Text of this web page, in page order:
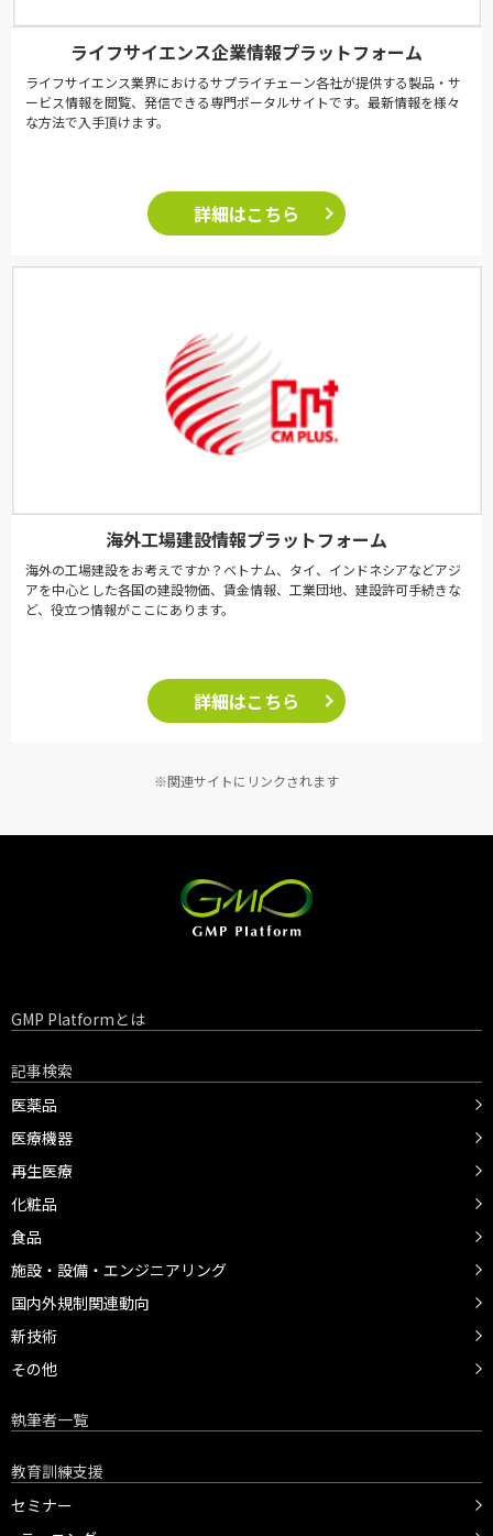
ライフサイエンス企業情報プラットフォーム
ライフサイエンス業界におけるサプライチェーン各社が提供する製品・サ
ービス情報を閲覧、発信できる専門ポータルサイトです。最新情報を様々
な方法で入手頂けます。
詳細はこちら
海外工場建設情報プラットフォーム
海外の工場建設をお考えですか？ベトナム、タイ、インドネシアなどアジ
アを中心とした各国の建設物価、賃金情報、工業団地、建設許可手続きな
ど、役立つ情報がここにあります。
詳細はこちら
※関連サイトにリンクされます
GMP Platformとは
記事検索
医薬品
医療機器
再生医療
化粧品
食品
施設・設備・エンジニアリング
国内外規制関連動向
新技術
その他
執筆者一覧
教育訓練支援
セミナー